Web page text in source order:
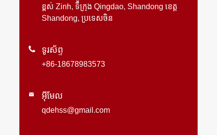
ខ្ពស់ Zinh, ទីក្រុង Qingdao, Shandong ខេត្ត
Shandong, ប្រទេសចិន
 ទូរស័ព្ទ
+86-18678983573
 អ៊ីមែល
qdehss@gmail.com